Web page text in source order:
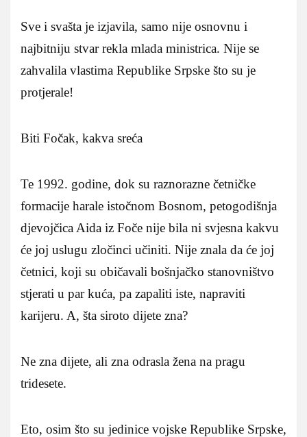
Sve i svašta je izjavila, samo nije osnovnu i
najbitniju stvar rekla mlada ministrica. Nije se
zahvalila vlastima Republike Srpske što su je
protjerale!
Biti Fočak, kakva sreća
Te 1992. godine, dok su raznorazne četničke
formacije harale istočnom Bosnom, petogodišnja
djevojčica Aida iz Foče nije bila ni svjesna kakvu
će joj uslugu zločinci učiniti. Nije znala da će joj
četnici, koji su običavali bošnjačko stanovništvo
stjerati u par kuća, pa zapaliti iste, napraviti
karijeru. A, šta siroto dijete zna?
Ne zna dijete, ali zna odrasla žena na pragu
tridesete.
Eto, osim što su jedinice vojske Republike Srpske,